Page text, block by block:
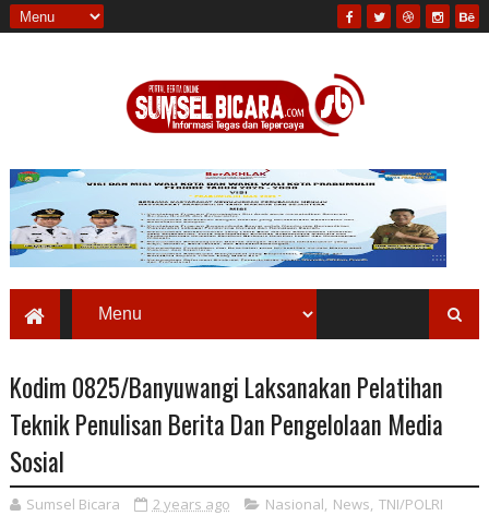
Kodim 0825/Banyuwangi Laksanakan Pelatihan
Teknik Penulisan Berita Dan Pengelolaan Media
Sosial
Sumsel Bicara 2 years ago Nasional, News, TNI/POLRI